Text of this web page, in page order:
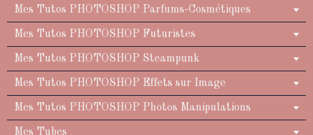
Mes Tutos PHOTOSHOP Parfums-Cosmétiques
Mes Tutos PHOTOSHOP Futuristes
Mes Tutos PHOTOSHOP Steampunk
Mes Tutos PHOTOSHOP Effets sur Image
Mes Tutos PHOTOSHOP Photos Manipulations
Mes Tubes